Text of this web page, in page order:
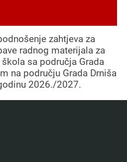
zahtjeva za
radnog materijala za
sa područja Grada
na području Grada Drniša
2026./2027.